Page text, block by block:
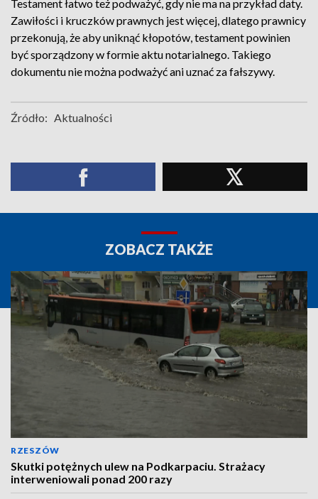
Testament łatwo też podważyć, gdy nie ma na przykład daty.
Zawiłości i kruczków prawnych jest więcej, dlatego prawnicy
przekonują, że aby uniknąć kłopotów, testament powinien
być sporządzony w formie aktu notarialnego. Takiego
dokumentu nie można podważyć ani uznać za fałszywy.
Źródło: Aktualności
ZOBACZ TAKŻE
RZESZÓW
Skutki potężnych ulew na Podkarpaciu. Strażacy
interweniowali ponad 200 razy